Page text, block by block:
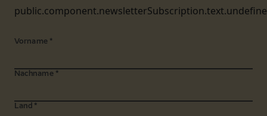
Vorname *
Nachname *
Land *